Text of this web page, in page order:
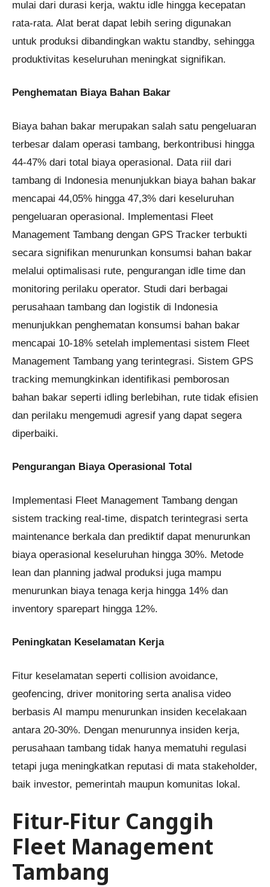
mulai dari durasi kerja, waktu idle hingga kecepatan
rata-rata. Alat berat dapat lebih sering digunakan
untuk produksi dibandingkan waktu standby, sehingga
produktivitas keseluruhan meningkat signifikan.
Penghematan Biaya Bahan Bakar
Biaya bahan bakar merupakan salah satu pengeluaran
terbesar dalam operasi tambang, berkontribusi hingga
44-47% dari total biaya operasional. Data riil dari
tambang di Indonesia menunjukkan biaya bahan bakar
mencapai 44,05% hingga 47,3% dari keseluruhan
pengeluaran operasional. Implementasi Fleet
Management Tambang dengan GPS Tracker terbukti
secara signifikan menurunkan konsumsi bahan bakar
melalui optimalisasi rute, pengurangan idle time dan
monitoring perilaku operator. Studi dari berbagai
perusahaan tambang dan logistik di Indonesia
menunjukkan penghematan konsumsi bahan bakar
mencapai 10-18% setelah implementasi sistem Fleet
Management Tambang yang terintegrasi. Sistem GPS
tracking memungkinkan identifikasi pemborosan
bahan bakar seperti idling berlebihan, rute tidak efisien
dan perilaku mengemudi agresif yang dapat segera
diperbaiki.
Pengurangan Biaya Operasional Total
Implementasi Fleet Management Tambang dengan
sistem tracking real-time, dispatch terintegrasi serta
maintenance berkala dan prediktif dapat menurunkan
biaya operasional keseluruhan hingga 30%. Metode
lean dan planning jadwal produksi juga mampu
menurunkan biaya tenaga kerja hingga 14% dan
inventory sparepart hingga 12%.
Peningkatan Keselamatan Kerja
Fitur keselamatan seperti collision avoidance,
geofencing, driver monitoring serta analisa video
berbasis AI mampu menurunkan insiden kecelakaan
antara 20-30%. Dengan menurunnya insiden kerja,
perusahaan tambang tidak hanya mematuhi regulasi
tetapi juga meningkatkan reputasi di mata stakeholder,
baik investor, pemerintah maupun komunitas lokal.
Fitur-Fitur Canggih
Fleet Management
Tambang